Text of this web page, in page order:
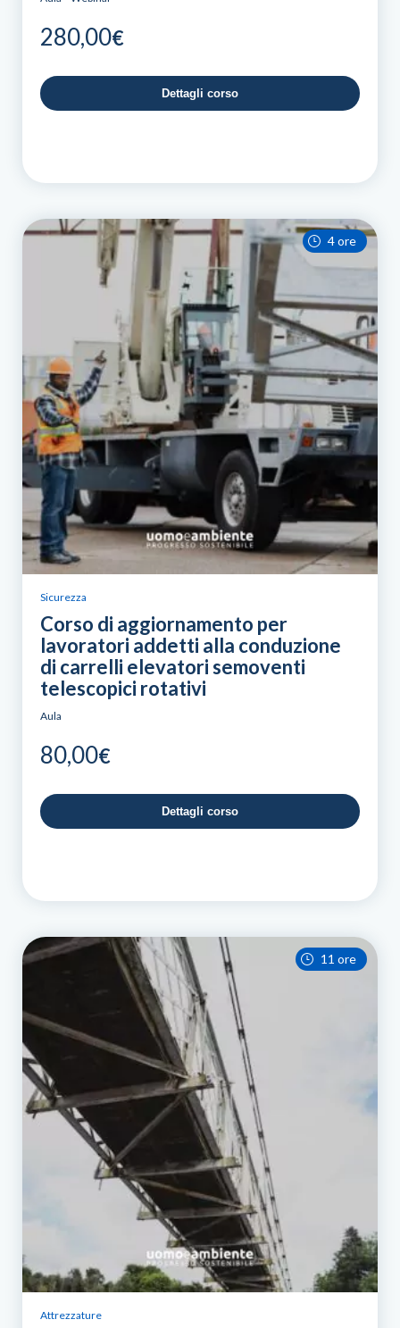
280,00€
Dettagli corso
Sicurezza
Corso di aggiornamento per
lavoratori addetti alla conduzione
di carrelli elevatori semoventi
telescopici rotativi
Aula
4 ore
80,00€
Dettagli corso
Attrezzature
11 ore